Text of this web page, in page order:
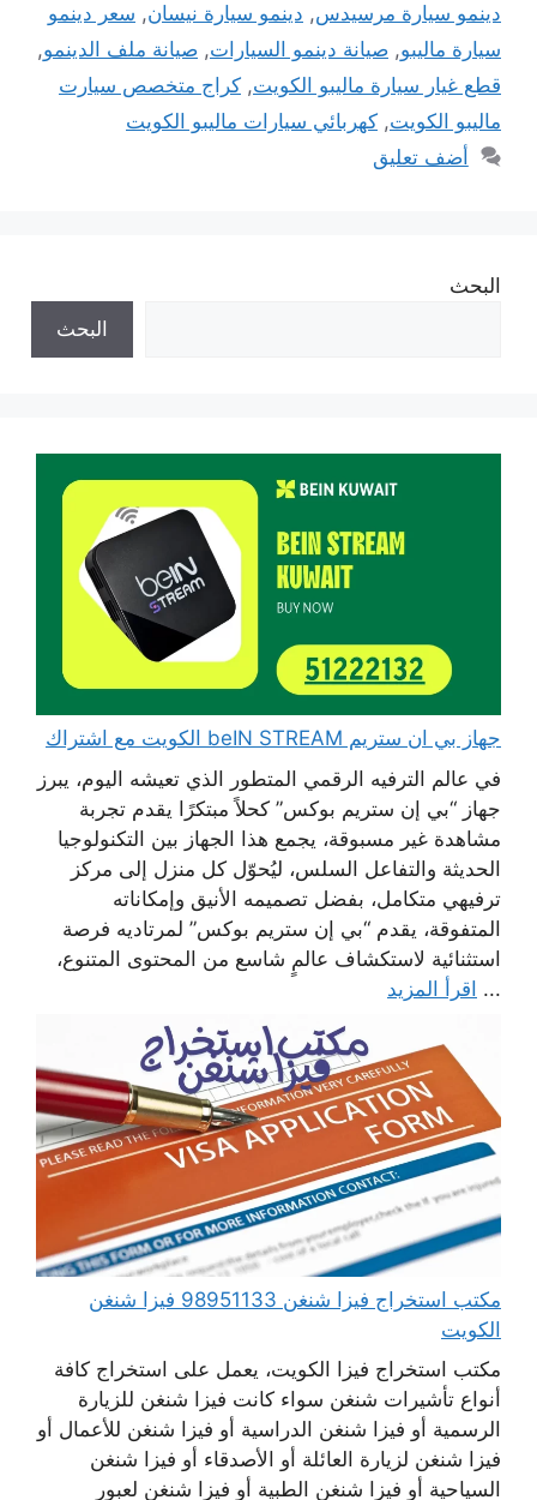
دينمو سيارة مرسيدس, دينمو سيارة نيسان, سعر دينمو
سيارة ماليبو, صيانة دينمو السيارات, صيانة ملف الدينمو,
قطع غيار سيارة ماليبو الكويت, كراج متخصص سيارت
ماليبو الكويت, كهربائي سيارات ماليبو الكويت
أضف تعليق
البحث
البحث
جهاز بي ان ستريم beIN STREAM الكويت مع اشتراك
في عالم الترفيه الرقمي المتطور الذي تعيشه اليوم، يبرز
جهاز “بي إن ستريم بوكس” كحلاً مبتكرًا يقدم تجربة
مشاهدة غير مسبوقة، يجمع هذا الجهاز بين التكنولوجيا
الحديثة والتفاعل السلس، ليُحوّل كل منزل إلى مركز
ترفيهي متكامل، بفضل تصميمه الأنيق وإمكاناته
المتفوقة، يقدم “بي إن ستريم بوكس” لمرتاديه فرصة
استثنائية لاستكشاف عالمٍ شاسع من المحتوى المتنوع،
... اقرأ المزيد
مكتب استخراج فيزا شنغن 98951133 فيزا شنغن
الكويت
مكتب استخراج فيزا الكويت، يعمل على استخراج كافة
أنواع تأشيرات شنغن سواء كانت فيزا شنغن للزيارة
الرسمية أو فيزا شنغن الدراسية أو فيزا شنغن للأعمال أو
فيزا شنغن لزيارة العائلة أو الأصدقاء أو فيزا شنغن
السياحية أو فيزا شنغن الطبية أو فيزا شنغن لعبور